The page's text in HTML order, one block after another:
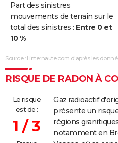
Part des sinistres
mouvements de terrain sur le
total des sinistres : Entre 0 et
10 %
Source : Linternaute.com d'après les
RISQUE DE RADON À
Le risque
est de :
1 / 3
Gaz radioactif
présente un
régions
notamment en